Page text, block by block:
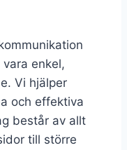
enkel,
Vi hjälper
och effektiva
består av allt
till större